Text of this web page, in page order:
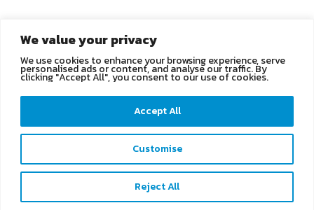
We value your privacy
We use cookies to enhance your browsing experience, serve
personalised ads or content, and analyse our traffic. By
clicking "Accept All", you consent to our use of cookies.
Customise
Reject All
Accept All
info@kmpbiotech.com
Kmpbiotech
KMPbiotech
Contact us
Open